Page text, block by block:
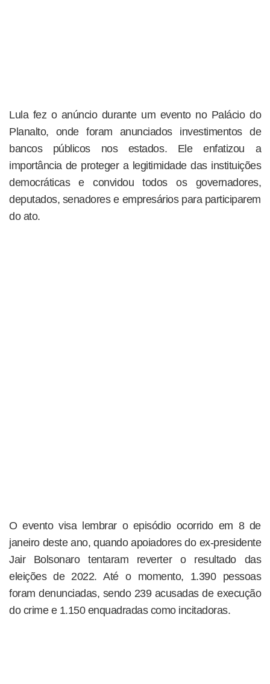
Lula fez o anúncio durante um evento no Palácio do
Planalto, onde foram anunciados investimentos de
bancos públicos nos estados. Ele enfatizou a
importância de proteger a legitimidade das instituições
democráticas e convidou todos os governadores,
deputados, senadores e empresários para participarem
do ato.
O evento visa lembrar o episódio ocorrido em 8 de
janeiro deste ano, quando apoiadores do ex-presidente
Jair Bolsonaro tentaram reverter o resultado das
eleições de 2022. Até o momento, 1.390 pessoas
foram denunciadas, sendo 239 acusadas de execução
do crime e 1.150 enquadradas como incitadoras.